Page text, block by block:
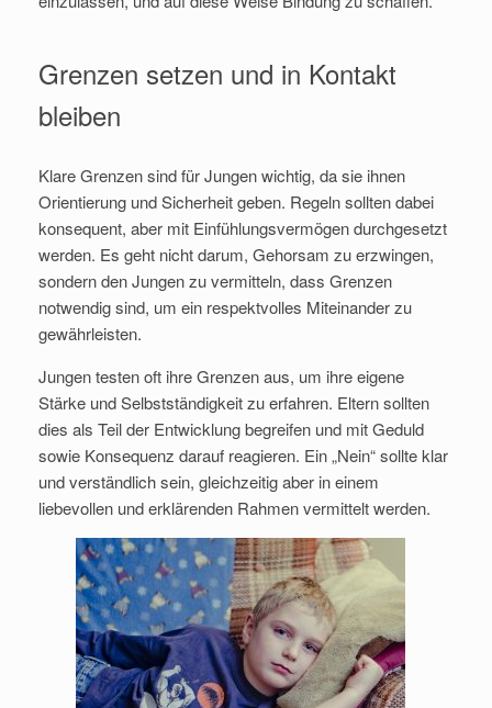
Grenzen setzen und in Kontakt
bleiben
Klare Grenzen sind für Jungen wichtig, da sie ihnen
Orientierung und Sicherheit geben. Regeln sollten dabei
konsequent, aber mit Einfühlungsvermögen durchgesetzt
werden. Es geht nicht darum, Gehorsam zu erzwingen,
sondern den Jungen zu vermitteln, dass Grenzen
notwendig sind, um ein respektvolles Miteinander zu
gewährleisten.
Jungen testen oft ihre Grenzen aus, um ihre eigene
Stärke und Selbstständigkeit zu erfahren. Eltern sollten
dies als Teil der Entwicklung begreifen und mit Geduld
sowie Konsequenz darauf reagieren. Ein „Nein“ sollte klar
und verständlich sein, gleichzeitig aber in einem
liebevollen und erklärenden Rahmen vermittelt werden.